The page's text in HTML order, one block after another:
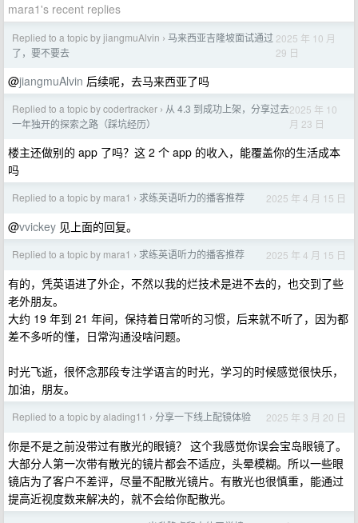
mara1's recent replies
Replied to a topic by jiangmuAlvin › 马来西亚吉隆坡面试通过
了，要不要去
2025 年 10 月
29 日
@jiangmuAlvin 后续呢，去马来西亚了吗
Replied to a topic by codertracker › 从 4.3 到成功上架，分享过去
一年独开的探索之路（踩坑经历）
2025 年 10
月 23 日
楼主还做别的 app 了吗？这 2 个 app 的收入，能覆盖你的生活成本
吗
Replied to a topic by mara1 › 求练英语听力的播客推荐 2025 年 4 月 15 日
@vvickey 见上面的回复。
Replied to a topic by mara1 › 求练英语听力的播客推荐 2025 年 4 月 15 日
有的，凭英语进了外企，不然以我的烂技术是进不去的，也交到了些
老外朋友。
大约 19 年到 21 年间，保持着日常听的习惯，后来就不听了，因为都
差不多听的懂，日常沟通没啥问题。
时光飞逝，很怀念那段专注学语言的时光，学习的时候感觉很快乐，
加油，朋友。
Replied to a topic by alading11 › 分享一下线上配镜体验 2025 年 3 月 20 日
你是不是之前没带过有散光的眼镜？ 这个我感觉你误会宝岛眼镜了。
大部分人第一次带有散光的镜片都会不适应，头晕模糊。所以一些眼
镜店为了客户不差评，尽量不配散光镜片。有散光也很慎重，能通过
提高近视度数来解决的，就不会给你配散光。